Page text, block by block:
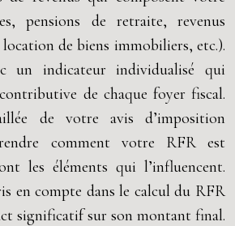
pensions de retraite, revenus
de biens immobiliers, etc.).
un indicateur individualisé qui
de chaque foyer fiscal.
de votre avis d’imposition
comment votre RFR est
les éléments qui l’influencent.
en compte dans le calcul du RFR
significatif sur son montant final.